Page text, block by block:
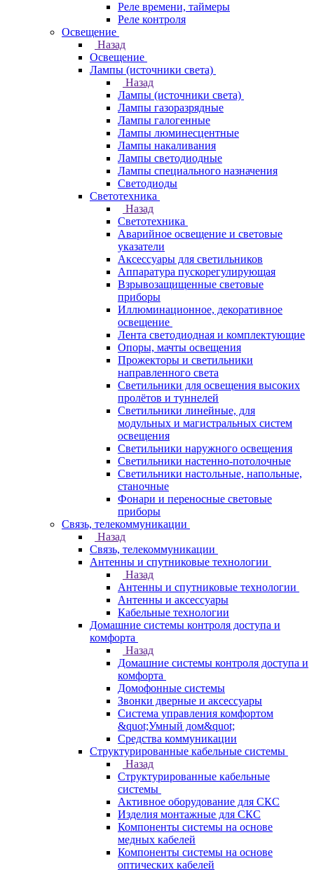
Реле времени, таймеры
Реле контроля
Освещение
Назад
Освещение
Лампы (источники света)
Назад
Лампы (источники света)
Лампы газоразрядные
Лампы галогенные
Лампы люминесцентные
Лампы накаливания
Лампы светодиодные
Лампы специального назначения
Светодиоды
Светотехника
Назад
Светотехника
Аварийное освещение и световые
указатели
Аксессуары для светильников
Аппаратура пускорегулирующая
Взрывозащищенные световые
приборы
Иллюминационное, декоративное
освещение
Лента светодиодная и комплектующие
Опоры, мачты освещения
Прожекторы и светильники
направленного света
Светильники для освещения высоких
пролётов и туннелей
Светильники линейные, для
модульных и магистральных систем
освещения
Светильники наружного освещения
Светильники настенно-потолочные
Светильники настольные, напольные,
станочные
Фонари и переносные световые
приборы
Связь, телекоммуникации
Назад
Связь, телекоммуникации
Антенны и спутниковые технологии
Назад
Антенны и спутниковые технологии
Антенны и аксессуары
Кабельные технологии
Домашние системы контроля доступа и
комфорта
Назад
Домашние системы контроля доступа и
комфорта
Домофонные системы
Звонки дверные и аксессуары
Система управления комфортом
&quot;Умный дом&quot;
Средства коммуникации
Структурированные кабельные системы
Назад
Структурированные кабельные
системы
Активное оборудование для СКС
Изделия монтажные для СКС
Компоненты системы на основе
медных кабелей
Компоненты системы на основе
оптических кабелей